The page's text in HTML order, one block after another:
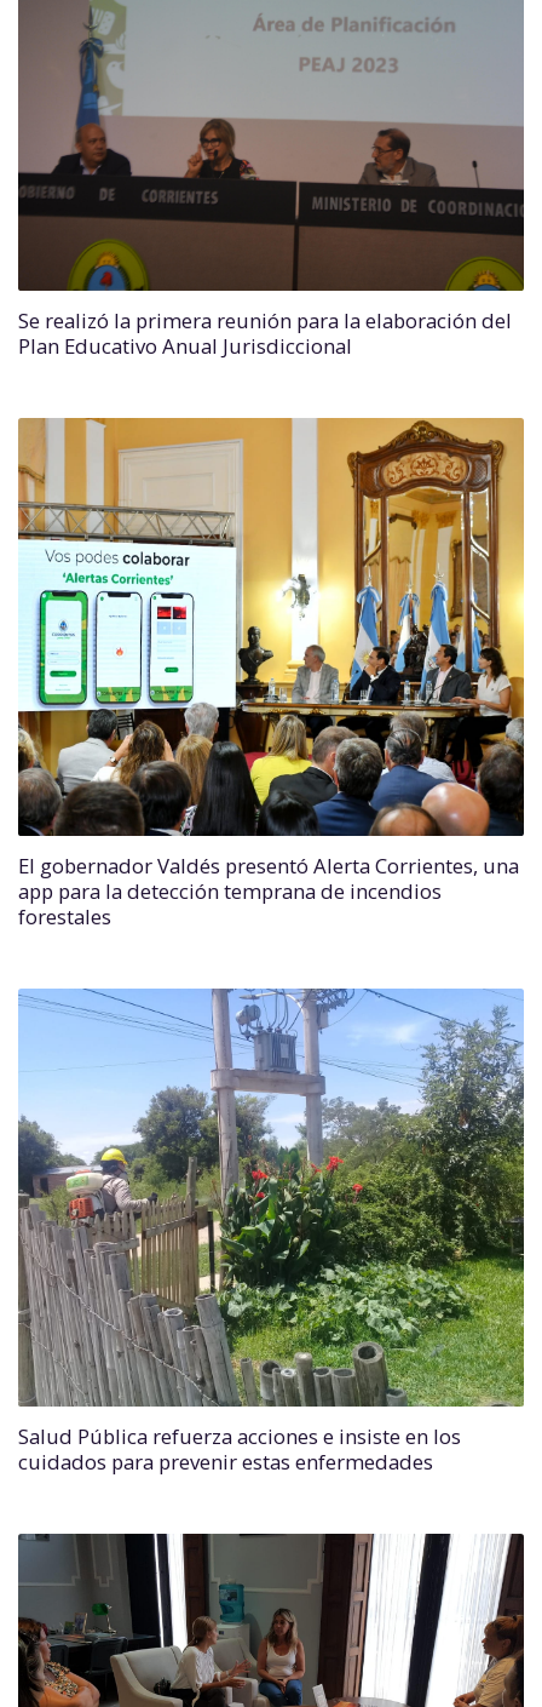
Se realizó la primera reunión para la elaboración del
Plan Educativo Anual Jurisdiccional
El gobernador Valdés presentó Alerta Corrientes, una
app para la detección temprana de incendios
forestales
Salud Pública refuerza acciones e insiste en los
cuidados para prevenir estas enfermedades